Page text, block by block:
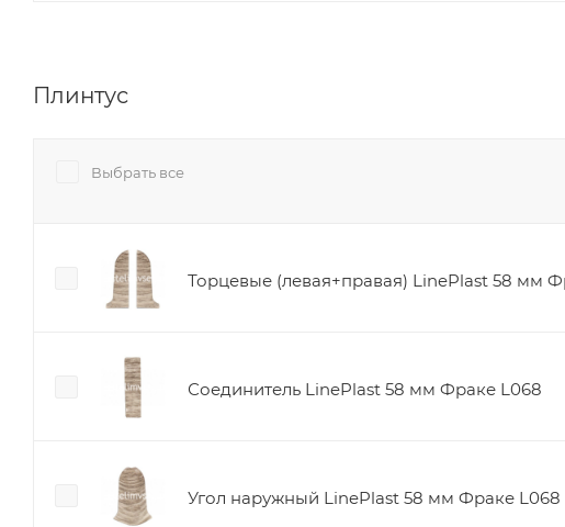
Плинтус
Выбрать все
Торцевые (левая+правая) LinePlast 58 мм
Соединитель LinePlast 58 мм Фраке L068
Угол наружный LinePlast 58 мм Фраке L068